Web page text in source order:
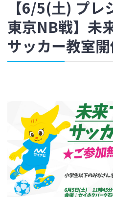
【6/5(土) プレ
東京NB戦】未
サッカー教室開